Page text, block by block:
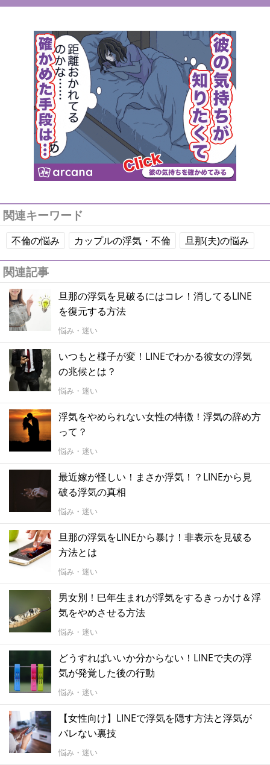
関連キーワード
不倫の悩み カップルの浮気・不倫 旦那(夫)の悩み
関連記事
旦那の浮気を見破るにはコレ！消してるLINE
を復元する方法
悩み・迷い
いつもと様子が変！LINEでわかる彼女の浮気
の兆候とは？
悩み・迷い
浮気をやめられない女性の特徴！浮気の辞め方
って？
悩み・迷い
最近嫁が怪しい！まさか浮気！？LINEから見
破る浮気の真相
悩み・迷い
旦那の浮気をLINEから暴け！非表示を見破る
方法とは
悩み・迷い
男女別！巳年生まれが浮気をするきっかけ＆浮
気をやめさせる方法
悩み・迷い
どうすればいいか分からない！LINEで夫の浮
気が発覚した後の行動
悩み・迷い
【女性向け】LINEで浮気を隠す方法と浮気が
バレない裏技
悩み・迷い